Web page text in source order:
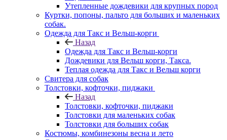
Утепленные дождевики для крупных пород
Куртки, попоны, пальто для больших и маленьких
собак.
Одежда для Такс и Вельш-корги
Назад
Одежда для Такс и Вельш-корги
Дождевики для Вельш корги, Такса.
Теплая одежда для Такс и Вельш корги
Свитера для собак
Толстовки, кофточки, пиджаки
Назад
Толстовки, кофточки, пиджаки
Толстовки для маленьких собак
Толстовки для больших собак
Костюмы, комбинезоны весна и лето